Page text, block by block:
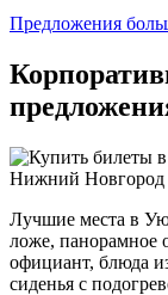
Предложения
Лучшие места в
ложе, панорамное
официант, блюда
сиденья с